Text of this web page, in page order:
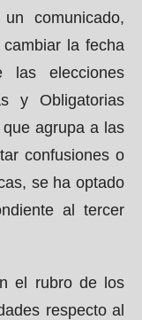
comunicado,
la fecha
elecciones
y Obligatorias
agrupa a las
confusiones o
se ha optado
al tercer
el rubro de los
respecto al